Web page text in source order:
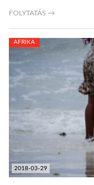
FOLYTATÁS →
2018-03-29
AFRIKA